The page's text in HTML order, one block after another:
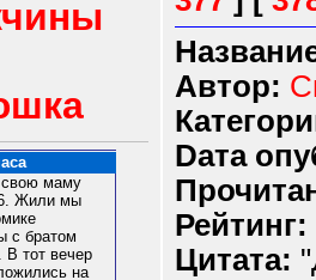
свою маму
6. Жили мы
с братом
В тот вечер
на
Автор:
Dата
Рейтинг:
Цитата: